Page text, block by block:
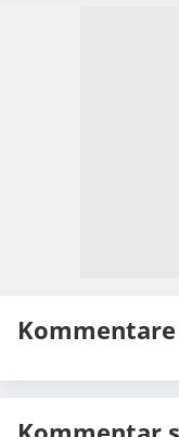
Kommentare